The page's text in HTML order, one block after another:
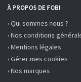
À PROPOS DE FOBI
› Qui sommes nous ?
› Nos conditions
› Mentions légales
› Gérer mes cookies
› Nos marques